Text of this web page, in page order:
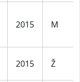
2015 M
2015 Ž